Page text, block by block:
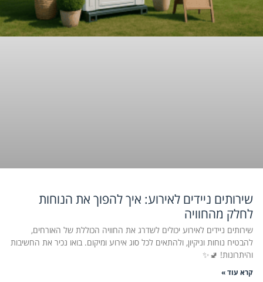
שירותים ניידים לאירוע: איך להפוך את הנוחות
לחלק מהחוויה
שירותים ניידים לאירוע יכולים לשדרג את החוויה הכוללת של האורחים,
להבטיח נוחות וניקיון, ולהתאים לכל סוג אירוע ומיקום. בואו נכיר את החשיבות
והיתרונות! 🚽✨
קרא עוד »